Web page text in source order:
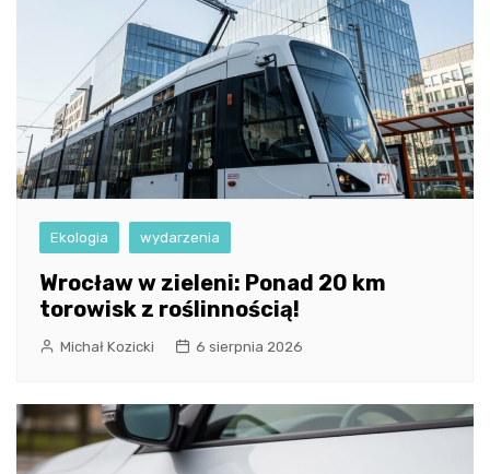
Ekologia wydarzenia
Wrocław w zieleni: Ponad 20 km
torowisk z roślinnością!
Michał Kozicki 6 sierpnia 2026